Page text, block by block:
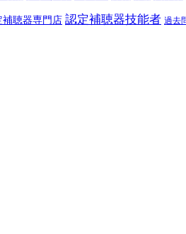
補聴器専門店 認定補聴器技能者 過去